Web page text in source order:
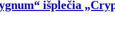
išplečia